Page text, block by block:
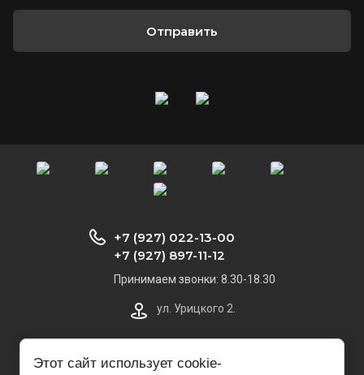
Отправить
+7 (927) 022-13-00
+7 (927) 897-11-12
Принимаем звонки: 8.30-18.30
ул. Урицкого 2.
Этот сайт использует cookie-